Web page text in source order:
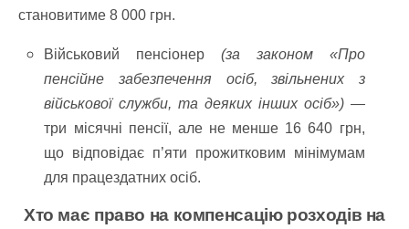
становитиме 8 000 грн.
Військовий пенсіонер (за законом «Про
пенсійне забезпечення осіб, звільнених з
військової служби, та деяких інших осіб»)—
три місячні пенсії, але не менше 16 640 грн,
що відповідає п’яти прожитковим мінімумам
для працездатних осіб.
Хто має право на компенсацію розходів на